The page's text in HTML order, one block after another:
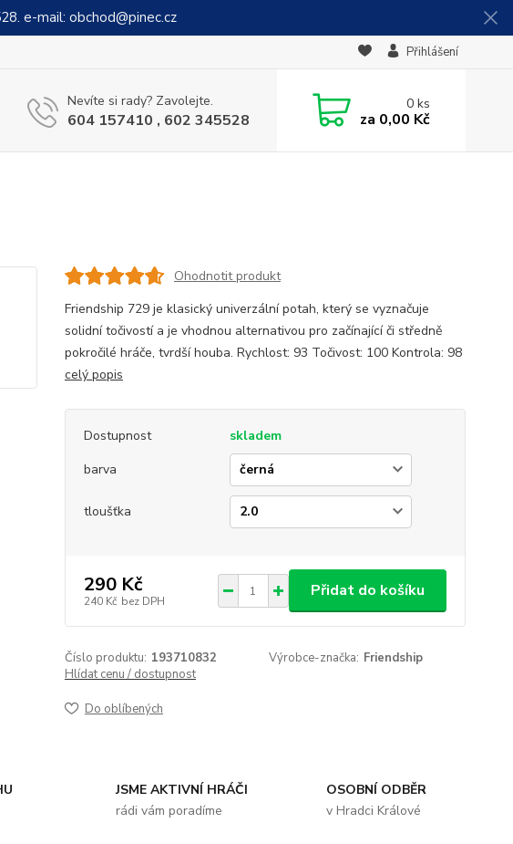
e-mail: obchod@pinec.cz
Přihlášení
Nevíte si rady? Zavolejte.
604 157410 , 602 345528
0ks
za 0,00 Kč
Ohodnotit produkt
Friendship 729 je klasický univerzální potah, který se vyznačuje
solidní točivostí a je vhodnou alternativou pro začínající či středně
pokročilé hráče, tvrdší houba. Rychlost: 93 Točivost: 100 Kontrola: 98
celý popis
Dostupnost
skladem
barva
tloušťka
290 Kč
240 Kč bez DPH
Přidat do košíku
Číslo produktu: 193710832 Výrobce-značka: Friendship
Hlídat cenu / dostupnost
Do oblíbených
JSME AKTIVNÍ HRÁČI
rádi vám poradíme
OSOBNÍ ODBĚR
v Hradci Králové